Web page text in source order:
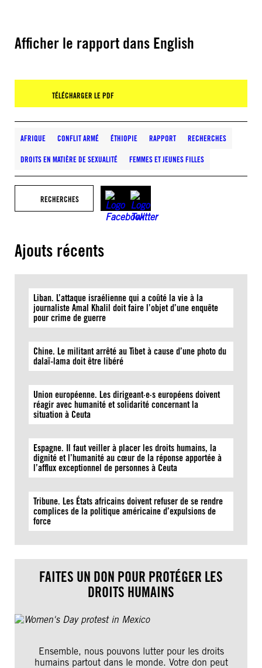
Afficher le rapport dans English
TÉLÉCHARGER LE PDF
AFRIQUE CONFLIT ARMÉ ÉTHIOPIE RAPPORT RECHERCHES
DROITS EN MATIÈRE DE SEXUALITÉ FEMMES ET JEUNES FILLES
RECHERCHES
Ajouts récents
Liban. L’attaque israélienne qui a coûté la vie à la
journaliste Amal Khalil doit faire l’objet d’une enquête
pour crime de guerre
Chine. Le militant arrêté au Tibet à cause d’une photo du
dalaï-lama doit être libéré
Union européenne. Les dirigeant·e·s européens doivent
réagir avec humanité et solidarité concernant la
situation à Ceuta
Espagne. Il faut veiller à placer les droits humains, la
dignité et l’humanité au cœur de la réponse apportée à
l’afflux exceptionnel de personnes à Ceuta
Tribune. Les États africains doivent refuser de se rendre
complices de la politique américaine d’expulsions de
force
FAITES UN DON POUR PROTÉGER LES
DROITS HUMAINS
Ensemble, nous pouvons lutter pour les droits
humains partout dans le monde. Votre don peut